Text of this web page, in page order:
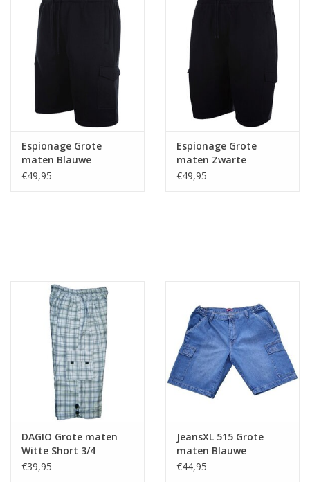
Espionage Grote
maten Blauwe
Joggingshort
€49,95
Espionage Grote
maten Zwarte
Joggingshorts
€49,95
DAGIO Grote maten
Witte Short 3/4
€39,95
JeansXL 515 Grote
maten Blauwe
Bermuda
€44,95